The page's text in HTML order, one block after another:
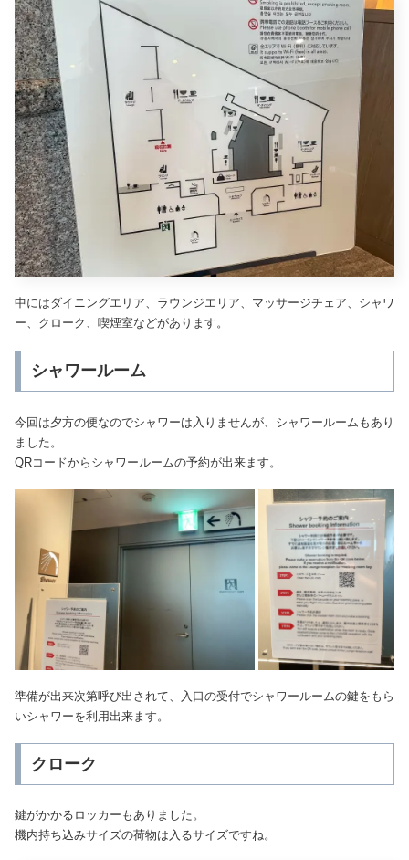
中にはダイニングエリア、ラウンジエリア、マッサージチェア、シャワ
ー、クローク、喫煙室などがあります。
シャワールーム
今回は夕方の便なのでシャワーは入りませんが、シャワールームもあり
ました。
QRコードからシャワールームの予約が出来ます。
準備が出来次第呼び出されて、入口の受付でシャワールームの鍵をもら
いシャワーを利用出来ます。
クローク
鍵がかかるロッカーもありました。
機内持ち込みサイズの荷物は入るサイズですね。